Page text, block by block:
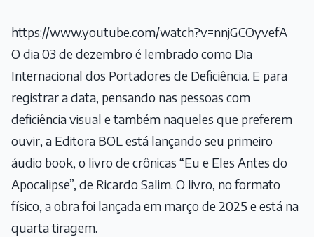
https://www.youtube.com/watch?v=nnjGCOyvefA
O dia 03 de dezembro é lembrado como Dia
Internacional dos Portadores de Deficiência. E para
registrar a data, pensando nas pessoas com
deficiência visual e também naqueles que preferem
ouvir, a Editora BOL está lançando seu primeiro
áudio book, o livro de crônicas “Eu e Eles Antes do
Apocalipse”, de Ricardo Salim. O livro, no formato
físico, a obra foi lançada em março de 2025 e está na
quarta tiragem.